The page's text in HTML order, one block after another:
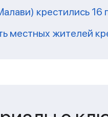
крестились
местных жителей